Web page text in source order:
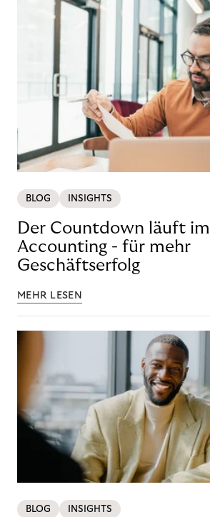
BLOG INSIGHTS
Der Countdown läuft im
Accounting - für mehr
Geschäftserfolg
MEHR LESEN
BLOG INSIGHTS